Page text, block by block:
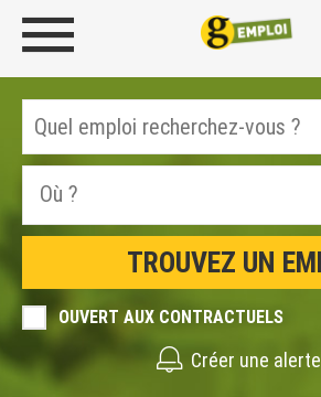
OUVERT AUX CONTRACTUELS
Créer une alerte